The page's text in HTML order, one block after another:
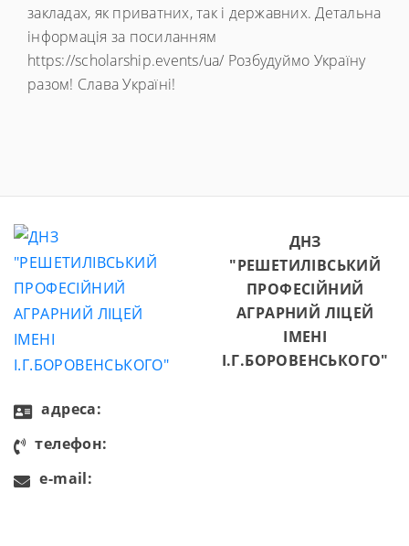
закладах, як приватних, так і державних. Детальна
інформація за посиланням
https://scholarship.events/ua/ Розбудуймо Україну
разом! Слава Україні!
ДНЗ
"РЕШЕТИЛІВСЬКИЙ
ПРОФЕСІЙНИЙ
АГРАРНИЙ ЛІЦЕЙ
ІМЕНІ
І.Г.БОРОВЕНСЬКОГО"
aдресa:
телефон:
e-mail: